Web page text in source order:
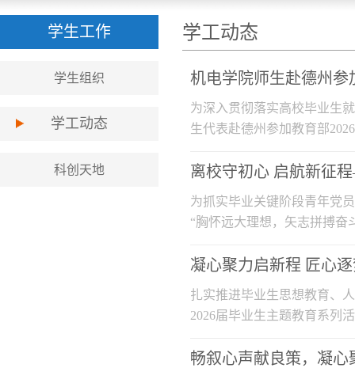
学生工作
学生组织
学工动态
科创天地
学工动态
机电学院师生赴德州参
为深入贯彻落实高校毕业生
生代表赴德州参加教育部
离校守初心 启航新征
为抓实毕业关键阶段青年党
“胸怀远大理想，矢志拼搏
凝心聚力启新程 匠心
扎实推进毕业生思想教育、
2026届毕业生主题教育系列
畅叙心声献良策，凝